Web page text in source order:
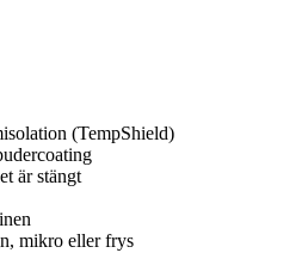
(TempShield)
dercoating
är stängt
mikro eller frys